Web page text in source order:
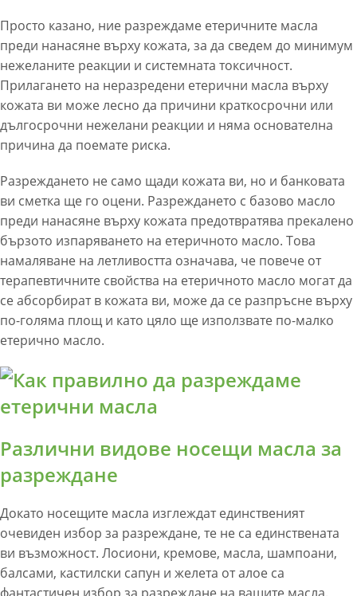
Просто казано, ние разреждаме етеричните масла
преди нанасяне върху кожата, за да сведем до минимум
нежеланите реакции и системната токсичност.
Прилагането на неразредени етерични масла върху
кожата ви може лесно да причини краткосрочни или
дългосрочни нежелани реакции и няма основателна
причина да поемате риска.
Разреждането не само щади кожата ви, но и банковата
ви сметка ще го оцени. Разреждането с базово масло
преди нанасяне върху кожата предотвратява прекалено
бързото изпаряването на етеричното масло. Това
намаляване на летливостта означава, че повече от
терапевтичните свойства на етеричното масло могат да
се абсорбират в кожата ви, може да се разпръсне върху
по-голяма площ и като цяло ще използвате по-малко
етерично масло.
Различни видове носещи масла за
разреждане
Докато носещите масла изглеждат единственият
очевиден избор за разреждане, те не са единствената
ви възможност. Лосиони, кремове, масла, шампоани,
балсами, кастилски сапун и желета от алое са